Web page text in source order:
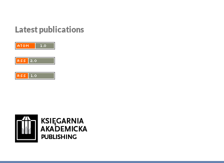
Latest publications